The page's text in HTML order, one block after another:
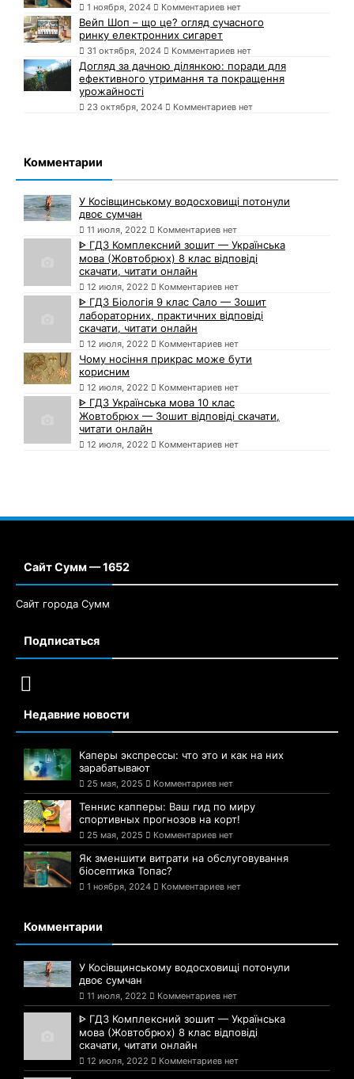
1 ноября, 2024 Комментариев нет
Вейп Шоп – що це? огляд сучасного
ринку електронних сигарет
31 октября, 2024 Комментариев нет
Догляд за дачною ділянкою: поради для
ефективного утримання та покращення
урожайності
23 октября, 2024 Комментариев нет
Комментарии
У Косівщинському водосховищі потонули
двоє сумчан
11 июля, 2022 Комментариев нет
ᐈ ГДЗ Комплексний зошит — Українська
мова (Жовтобрюх) 8 клас відповіді
скачати, читати онлайн
12 июля, 2022 Комментариев нет
ᐈ ГДЗ Біологія 9 клас Сало — Зошит
лабораторних, практичних відповіді
скачати, читати онлайн
12 июля, 2022 Комментариев нет
Чому носіння прикрас може бути
корисним
12 июля, 2022 Комментариев нет
ᐈ ГДЗ Українська мова 10 клас
Жовтобрюх — Зошит відповіді скачати,
читати онлайн
12 июля, 2022 Комментариев нет
Сайт Сумм — 1652
Сайт города Сумм
Подписаться
Недавние новости
Каперы экспрессы: что это и как на них
зарабатывают
25 мая, 2025 Комментариев нет
Теннис капперы: Ваш гид по миру
спортивных прогнозов на корт!
25 мая, 2025 Комментариев нет
Як зменшити витрати на обслуговування
біосептика Топас?
1 ноября, 2024 Комментариев нет
Комментарии
У Косівщинському водосховищі потонули
двоє сумчан
11 июля, 2022 Комментариев нет
ᐈ ГДЗ Комплексний зошит — Українська
мова (Жовтобрюх) 8 клас відповіді
скачати, читати онлайн
12 июля, 2022 Комментариев нет